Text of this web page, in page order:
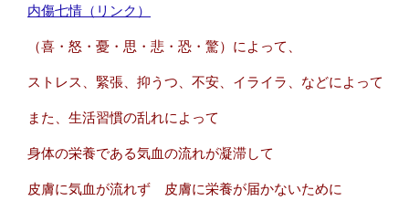
内傷七情（リンク）
（喜・怒・憂・思・悲・恐・驚）によって、
ストレス、緊張、抑うつ、不安、イライラ、などによって
また、生活習慣の乱れによって
身体の栄養である気血の流れが凝滞して
皮膚に気血が流れず 皮膚に栄養が届かないために